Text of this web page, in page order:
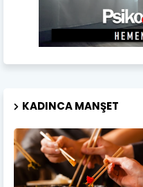
KADINCA MANŞET